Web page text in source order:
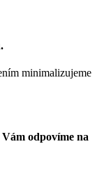
minimalizujeme
odpovíme na